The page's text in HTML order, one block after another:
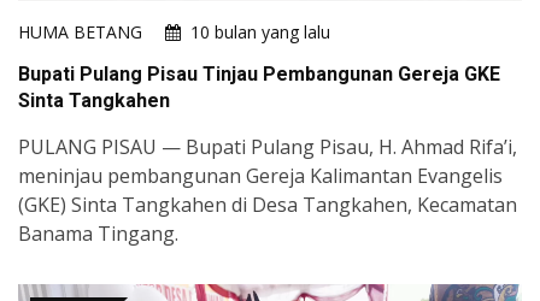
HUMA BETANG
10 bulan yang lalu
Bupati Pulang Pisau Tinjau Pembangunan Gereja GKE
Sinta Tangkahen
PULANG PISAU — Bupati Pulang Pisau, H. Ahmad Rifa’i,
meninjau pembangunan Gereja Kalimantan Evangelis
(GKE) Sinta Tangkahen di Desa Tangkahen, Kecamatan
Banama Tingang.